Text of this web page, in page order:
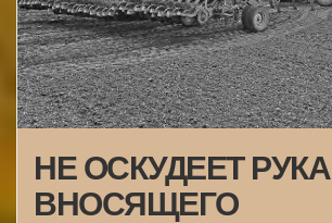
НЕ ОСКУДЕЕТ РУКА
ВНОСЯЩЕГО